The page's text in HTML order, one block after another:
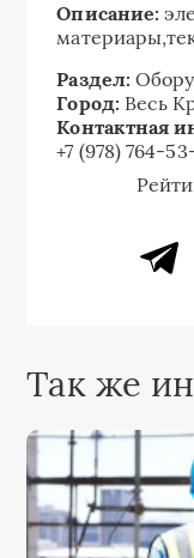
Описание:
Раздел:
Город: Весь
Контактная
+7 (978) 764-
Так же